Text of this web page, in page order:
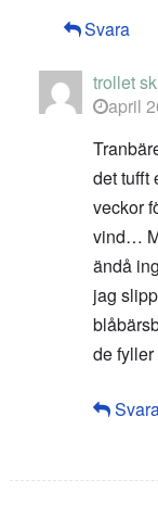
Svara
trollet
april
det tufft
veckor
vind…
ändå
jag
de